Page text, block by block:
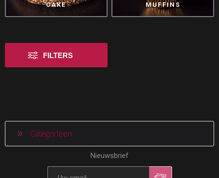
CAKE MUFFINS
FILTERS
Categorieen
Nieuwsbrief